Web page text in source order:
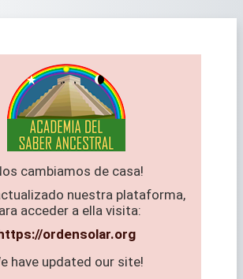
cambiamos de casa!
nuestra plataforma,
acceder a ella visita:
ordensolar.org
have updated our site!